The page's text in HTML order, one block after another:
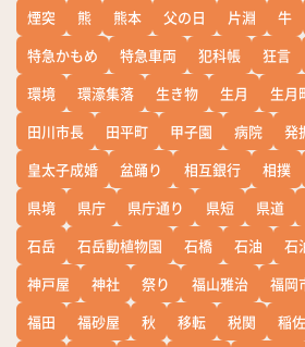
煙突
熊 熊本 父の日 片淵 牛
特急かもめ
特急車両 犯科帳 狂言
環境
環濠集落 生き物 生月 生月
田川市長
田平町 甲子園 病院 発
皇太子成婚
盆踊り 相互銀行 相撲
県境
県庁 県庁通り 県短 県道
石岳
石岳動植物園 石橋 石油 石
神戸屋
神社 祭り 福山雅治 福岡
福田
福砂屋 秋 移転 税関 稲佐